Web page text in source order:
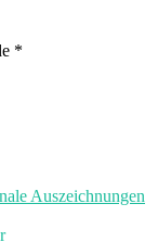
*
Auszeichnungen